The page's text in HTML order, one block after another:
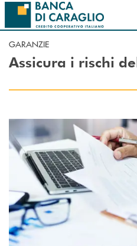
Salta al contenuto principale
GARANZIE
Assicura i rischi
Scopri di più Garanzia SACE per